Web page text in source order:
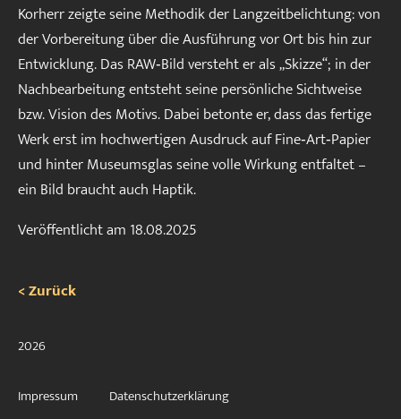
Korherr zeigte seine Methodik der Langzeitbelichtung: von
der Vorbereitung über die Ausführung vor Ort bis hin zur
Entwicklung. Das RAW‑Bild versteht er als „Skizze“; in der
Nachbearbeitung entsteht seine persönliche Sichtweise
bzw. Vision des Motivs. Dabei betonte er, dass das fertige
Werk erst im hochwertigen Ausdruck auf Fine‑Art‑Papier
und hinter Museumsglas seine volle Wirkung entfaltet –
ein Bild braucht auch Haptik.
Veröffentlicht am 18.08.2025
< Zurück
2026
Impressum Datenschutzerklärung